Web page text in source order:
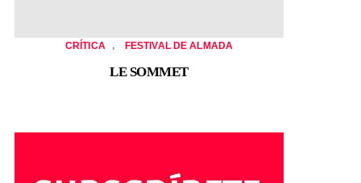
CRÍTICA FESTIVAL DE ALMADA
LE SOMMET